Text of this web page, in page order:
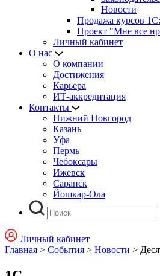
Новости
Продажа курсов
Проект "Мне все
Личный кабинет
О нас
О компании
Достижения
Карьера
ИТ-аккредитация
Контакты
Нижний Новгород
Казань
Уфа
Пермь
Чебоксары
Ижевск
Саранск
Йошкар-Ола
Личный кабинет
Главная > События > Новости >